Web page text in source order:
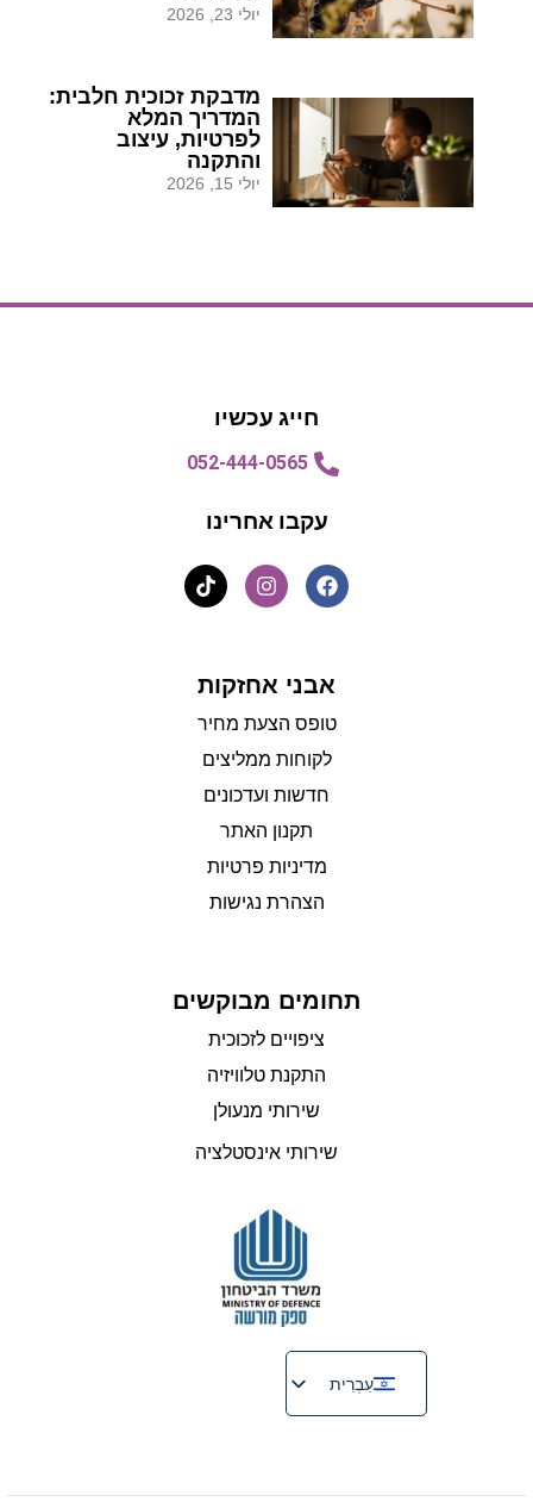
יולי 23, 2026
מדבקת זכוכית חלבית:
המדריך המלא
לפרטיות, עיצוב
והתקנה
יולי 15, 2026
חייג עכשיו
052-444-0565
עקבו אחרינו
אבני אחזקות
טופס הצעת מחיר
לקוחות ממליצים
חדשות ועדכונים
תקנון האתר
מדיניות פרטיות
הצהרת נגישות
תחומים מבוקשים
ציפויים לזכוכית
התקנת טלוויזיה
שירותי מנעולן
שירותי אינסטלציה
עִבְרִית
English
Français